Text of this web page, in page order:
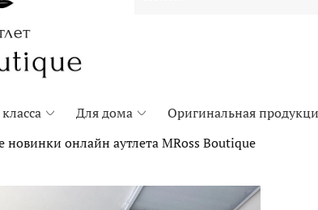
Для дома Оригинальная
новинки онлайн аутлета MRoss Boutique